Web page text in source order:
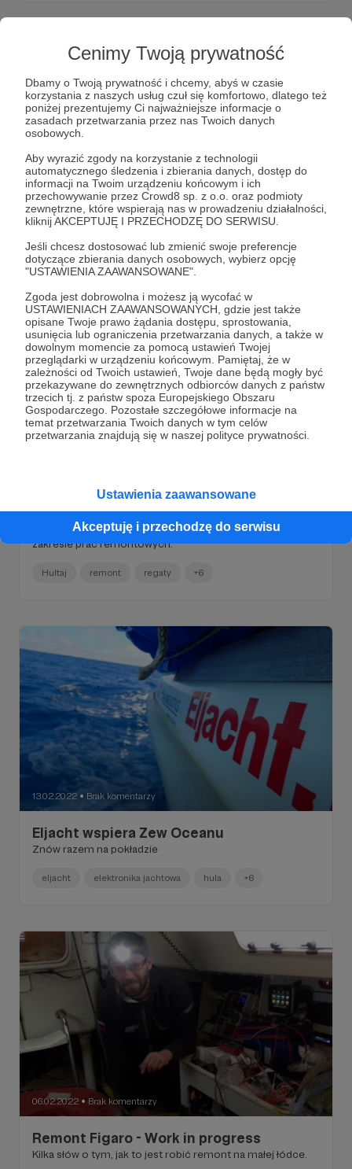
Cenimy Twoją prywatność
Dbamy o Twoją prywatność i chcemy, abyś w czasie
korzystania z naszych usług czuł się komfortowo, dlatego też
poniżej prezentujemy Ci najważniejsze informacje o
zasadach przetwarzania przez nas Twoich danych
osobowych.
Aby wyrazić zgody na korzystanie z technologii
automatycznego śledzenia i zbierania danych, dostęp do
informacji na Twoim urządzeniu końcowym i ich
przechowywanie przez Crowd8 sp. z o.o. oraz podmioty
zewnętrzne, które wspierają nas w prowadzeniu działalności,
kliknij AKCEPTUJĘ I PRZECHODZĘ DO SERWISU.
Jeśli chcesz dostosować lub zmienić swoje preferencje
dotyczące zbierania danych osobowych, wybierz opcję
"USTAWIENIA ZAAWANSOWANE".
Zgoda jest dobrowolna i możesz ją wycofać w
USTAWIENIACH ZAAWANSOWANYCH, gdzie jest także
opisane Twoje prawo żądania dostępu, sprostowania,
usunięcia lub ograniczenia przetwarzania danych, a także w
dowolnym momencie za pomocą ustawień Twojej
przeglądarki w urządzeniu końcowym. Pamiętaj, że w
zależności od Twoich ustawień, Twoje dane będą mogły być
przekazywane do zewnętrznych odbiorców danych z państw
trzecich tj. z państw spoza Europejskiego Obszaru
Gospodarczego. Pozostałe szczegółowe informacje na
temat przetwarzania Twoich danych w tym celów
przetwarzania znajdują się w naszej polityce prywatności.
Ustawienia zaawansowane
Akceptuję i przechodzę do serwisu
24.05.2022 ● Brak komentarzy
Wystartowaliśmy w Ostar and Twostar!
Co to ten Hultaj i co w nim zmieniamy?:)
Parę słów o konstrukcji i historii naszej łódki oraz o
zakresie prac remontowych.
Hultaj remont regaty +6
13.02.2022 ● Brak komentarzy
Eljacht wspiera Zew Oceanu
Znów razem na pokładzie
eljacht elektronika jachtowa hula +6
06.02.2022 ● Brak komentarzy
Remont Figaro - Work in progress
Kilka słów o tym, jak to jest robić remont na małej łódce.